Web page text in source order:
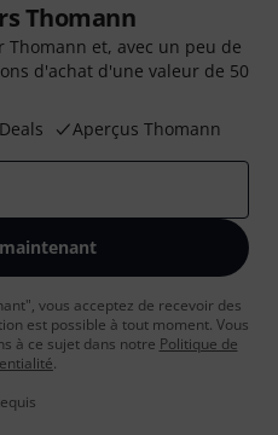
Thomann
et, avec un peu de
d'achat d'une valeur de 50
Deals Aperçus Thomann
vous acceptez de recevoir des
est possible à tout moment. Vous
à ce sujet dans notre Politique de
.